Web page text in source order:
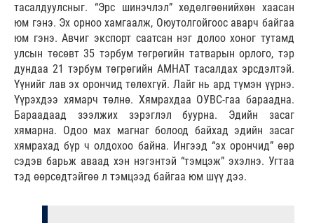
тасалдуулсныг. “Эрс шинэчлэл” хөдөлгөөнийхөн хаасан
юм гэнэ. Эх орноо хамгаалж, Оюутолгойгоос аварч байгаа
юм гэнэ. Авчиг экспорт саатсан нэг долоо хоног тутамд
улсын төсөвт 35 тэрбум төгрөгийн татварын орлого, тэр
дундаа 21 тэрбум төгрөгийн АМНАТ тасалдах эрсдэлтэй.
Үүнийг лав эх орончид төлөхгүй. Лайг нь ард түмэн үүрнэ.
Үүрэхдээ хямарч төлнө. Хямрахдаа ОУВС-гаа бараадна.
Бараадаад зээлжих зэрэглэл буурна. Эдийн засаг
хямарна. Одоо мах магнаг болоод байхад эдийн засаг
хямрахад бүр ч олдохоо байна. Ингээд “эх орончид” өөр
сэдэв барьж аваад хэн нэгэнтэй “тэмцэж” эхэлнэ. Угтаа
тэд өөрсөдтэйгөө л тэмцээд байгаа юм шүү дээ.